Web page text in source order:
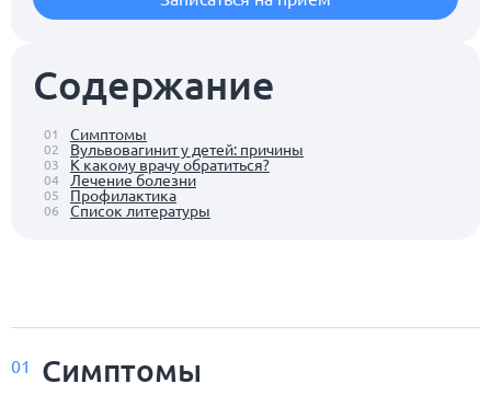
Содержание
01 Симптомы
02 Вульвовагинит у детей: причины
03 К какому врачу обратиться?
04 Лечение болезни
05 Профилактика
06 Список литературы
01 Симптомы